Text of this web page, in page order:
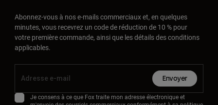
Abonnez-vous à nos e-mails commerciaux et, en quelques
minutes, vous recevrez un code de réduction de 10 % pour
votre première commande, ainsi que les détails des conditions
applicables.
Envoyer
Je consens à ce que Fox traite mon adresse électronique et